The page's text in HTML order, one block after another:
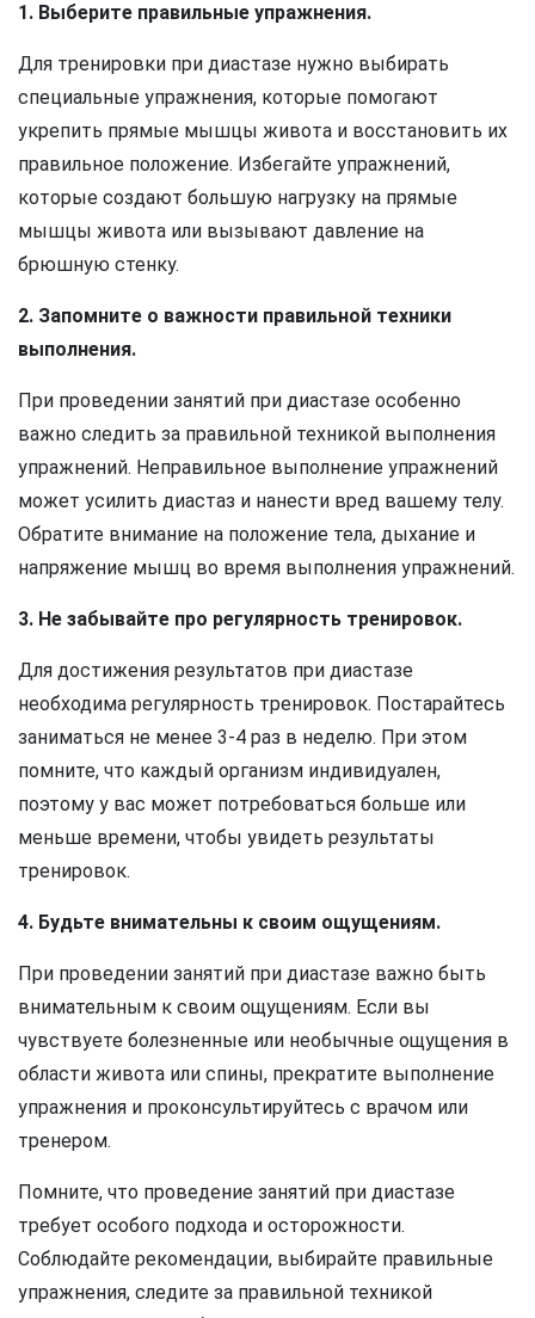
1. Выберите правильные упражнения.
Для тренировки при диастазе нужно выбирать
специальные упражнения, которые помогают
укрепить прямые мышцы живота и восстановить их
правильное положение. Избегайте упражнений,
которые создают большую нагрузку на прямые
мышцы живота или вызывают давление на
брюшную стенку.
2. Запомните о важности правильной техники
выполнения.
При проведении занятий при диастазе особенно
важно следить за правильной техникой выполнения
упражнений. Неправильное выполнение упражнений
может усилить диастаз и нанести вред вашему телу.
Обратите внимание на положение тела, дыхание и
напряжение мышц во время выполнения упражнений.
3. Не забывайте про регулярность тренировок.
Для достижения результатов при диастазе
необходима регулярность тренировок. Постарайтесь
заниматься не менее 3-4 раз в неделю. При этом
помните, что каждый организм индивидуален,
поэтому у вас может потребоваться больше или
меньше времени, чтобы увидеть результаты
тренировок.
4. Будьте внимательны к своим ощущениям.
При проведении занятий при диастазе важно быть
внимательным к своим ощущениям. Если вы
чувствуете болезненные или необычные ощущения в
области живота или спины, прекратите выполнение
упражнения и проконсультируйтесь с врачом или
тренером.
Помните, что проведение занятий при диастазе
требует особого подхода и осторожности.
Соблюдайте рекомендации, выбирайте правильные
упражнения, следите за правильной техникой